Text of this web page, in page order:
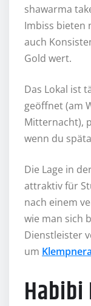
shawarma
Imbiss bieten
auch
Gold wert.
Das Lokal ist
geöffnet (am
Mitternacht),
wenn du
Die Lage in
attraktiv für
nach einem
wie man sich
Dienstleister
um